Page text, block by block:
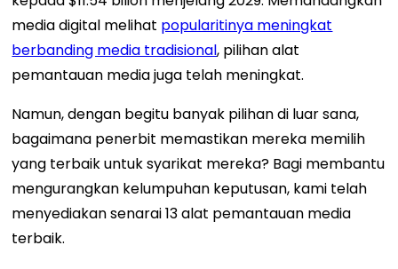
media digital melihat popularitinya meningkat
berbanding media tradisional, pilihan alat
pemantauan media juga telah meningkat.
Namun, dengan begitu banyak pilihan di luar sana,
bagaimana penerbit memastikan mereka memilih
yang terbaik untuk syarikat mereka? Bagi membantu
mengurangkan kelumpuhan keputusan, kami telah
menyediakan senarai 13 alat pemantauan media
terbaik.